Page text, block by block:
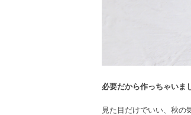
必要だから作っちゃいま
見た目だけでいい、秋の